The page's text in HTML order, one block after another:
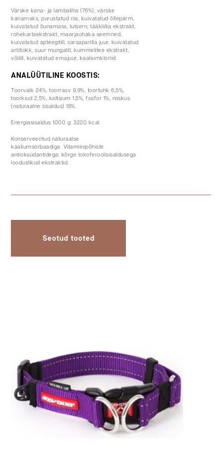
Värske kana- ja lambaliha (76%), värske
kanamaks, purustatud riis, kuivatatud õllepärm,
kuivatatud õunamass, lutsern, tääkliilia ekstrakt,
rohekarbiekstrakt, maarjaohaka seemned,
kuivatatud apteegitill, sarsaparilla juur, kuivatatud
artišokk, suur mungalill, kummelitee ekstrakt,
võilill, kuivatatud emajuur, kaaliumkloriid.
ANALÜÜTILINE KOOSTIS:
Toorvalk 24%, toorrasv 9,9%, toortuhk 6,5%,
toorkiud 2,5%, kaltsium 1,5%, fosfor 1%, niiskus
(naturaalne sisaldus) 18%.
Energiasisaldus 1000 g: 3220 kcal.
Konserveeritud naturaalse
kaaliumsorbaadiga. Vitamiinipõhiste
antioksüdantidega: kõrge tokoferoolisisaldusega
looduslikud ekstraktid.
Seotud tooted